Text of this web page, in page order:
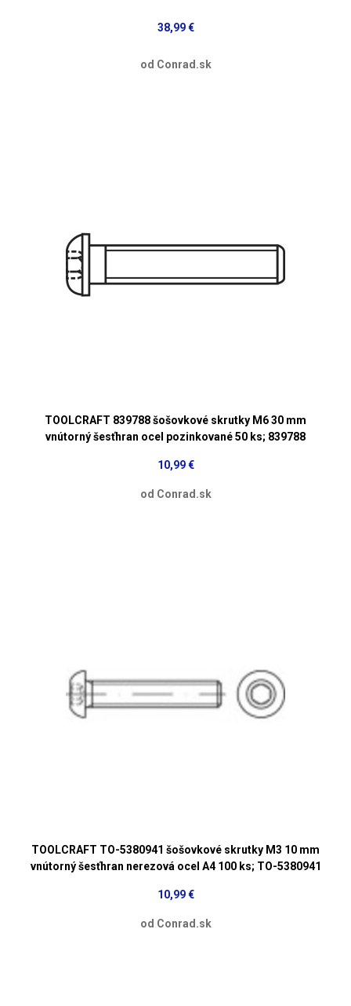
38,99 €
od Conrad.sk
TOOLCRAFT 839788 šošovkové skrutky M6 30 mm
vnútorný šesťhran ocel pozinkované 50 ks; 839788
10,99 €
od Conrad.sk
TOOLCRAFT TO-5380941 šošovkové skrutky M3 10 mm
vnútorný šesťhran nerezová ocel A4 100 ks; TO-5380941
10,99 €
od Conrad.sk